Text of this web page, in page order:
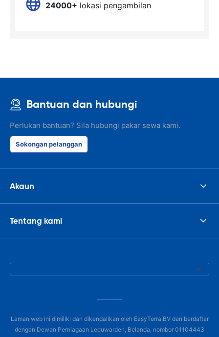
24000+ lokasi pengambilan
Bantuan dan hubungi
Perlukan bantuan? Sila hubungi pakar sewa kami.
Sokongan pelanggan
Akaun
Tentang kami
Laman web ini dimiliki dan dikendalikan oleh EasyTerra BV dan berdaftar
dengan Dewan Perniagaan Leeuwarden, Belanda, nombor 01104443